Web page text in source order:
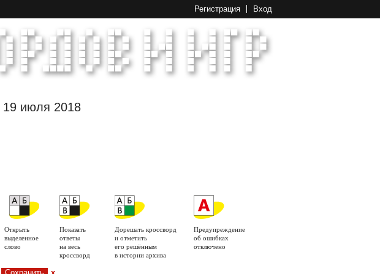
Регистрация Вход
19 июля 2018
Открыть
выделенное
слово
Показать
ответы
на весь
кроссворд
Дорешать кроссворд
и отметить
его решённым
в истории архива
Предупреждение
об ошибках
отключено